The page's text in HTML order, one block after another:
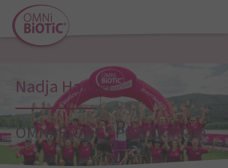
Nadja Hauser
OMNi-BiOTiC® POWER-Team